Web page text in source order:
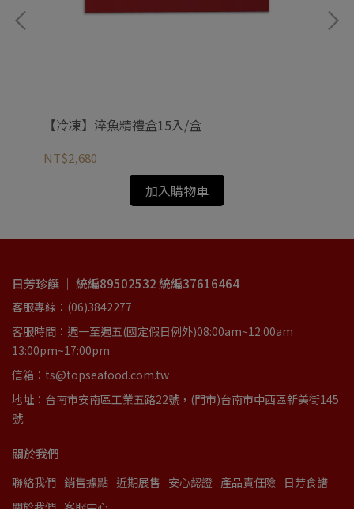
【冷凍】淬魚精禮盒15入/盒
NT$2,680
加入購物車
日芳珍饌 ｜ 統編89502532 統編37616464
客服專線：(06)3842277
客服時間：週一至週五(國定假日例外)08:00am~12:00am｜
13:00pm~17:00pm
信箱：ts@topseafood.com.tw
地址：台南市安南區工業五路22號，(門市)台南市中西區新美街145
號
關於我們
聯絡我們 銷售據點 近期展售 安心認證 產品責任險 日芳食譜